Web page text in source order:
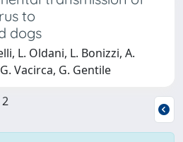
to
dogs
L. Oldani, L. Bonizzi, A.
Vacirca, G. Gentile